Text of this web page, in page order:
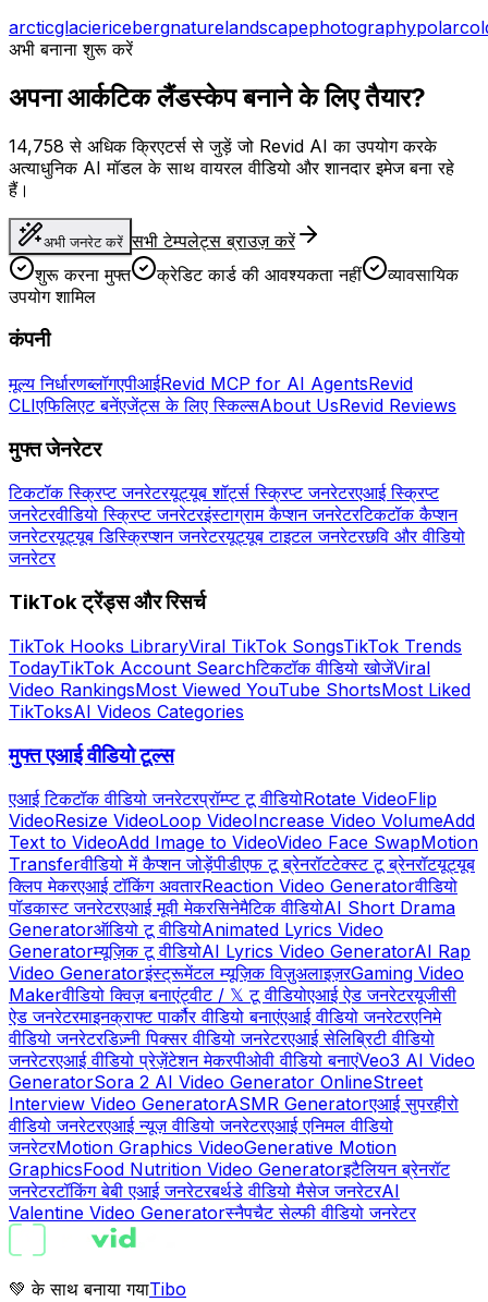
arcticglaciericebergnaturelandscapephotographypolar
अभी बनाना शुरू करें
अपना आर्कटिक लैंडस्केप बनाने के लिए तैयार?
14,758 से अधिक क्रिएटर्स से जुड़ें जो Revid AI का उपयोग करके
अत्याधुनिक AI मॉडल के साथ वायरल वीडियो और शानदार इमेज बना रहे
हैं।
अभी जनरेट करें सभी टेम्पलेट्स ब्राउज़ करें
शुरू करना मुफ्त
क्रेडिट कार्ड की आवश्यकता नहीं
व्यावसायिक
उपयोग शामिल
कंपनी
मूल्य निर्धारणब्लॉगएपीआईRevid MCP for AI AgentsRevid
CLIएफिलिएट बनेंएजेंट्स के लिए स्किल्सAbout UsRevid Reviews
मुफ्त जेनरेटर
टिकटॉक स्क्रिप्ट जनरेटरयूट्यूब शॉर्ट्स स्क्रिप्ट जनरेटरएआई स्क्रिप्ट
जनरेटरवीडियो स्क्रिप्ट जनरेटरइंस्टाग्राम कैप्शन जनरेटरटिकटॉक कैप्शन
जनरेटरयूट्यूब डिस्क्रिप्शन जनरेटरयूट्यूब टाइटल जनरेटरछवि और वीडियो
जनरेटर
TikTok ट्रेंड्स और रिसर्च
TikTok Hooks LibraryViral TikTok SongsTikTok Trends
TodayTikTok Account Searchटिकटॉक वीडियो खोजेंViral
Video RankingsMost Viewed YouTube ShortsMost Liked
TikToksAI Videos Categories
मुफ्त एआई वीडियो टूल्स
एआई टिकटॉक वीडियो जनरेटरप्रॉम्प्ट टू वीडियोRotate VideoFlip
VideoResize VideoLoop VideoIncrease Video VolumeAdd
Text to VideoAdd Image to VideoVideo Face SwapMotion
Transferवीडियो में कैप्शन जोड़ेंपीडीएफ टू ब्रेनरॉटटेक्स्ट टू ब्रेनरॉटयूट्यूब
क्लिप मेकरएआई टॉकिंग अवतारReaction Video Generatorवीडियो
पॉडकास्ट जनरेटरएआई मूवी मेकरसिनेमैटिक वीडियोAI Short Drama
Generatorऑडियो टू वीडियोAnimated Lyrics Video
Generatorम्यूज़िक टू वीडियोAI Lyrics Video GeneratorAI Rap
Video Generatorइंस्ट्रूमेंटल म्यूज़िक विज़ुअलाइज़रGaming Video
Makerवीडियो क्विज़ बनाएंट्वीट / 𝕏 टू वीडियोएआई ऐड जनरेटरयूजीसी
ऐड जनरेटरमाइनक्राफ्ट पार्कौर वीडियो बनाएंएआई वीडियो जनरेटरएनिमे
वीडियो जनरेटरडिज़्नी पिक्सर वीडियो जनरेटरएआई सेलिब्रिटी वीडियो
जनरेटरएआई वीडियो प्रेज़ेंटेशन मेकरपीओवी वीडियो बनाएंVeo3 AI Video
GeneratorSora 2 AI Video Generator OnlineStreet
Interview Video GeneratorASMR Generatorएआई सुपरहीरो
वीडियो जनरेटरएआई न्यूज़ वीडियो जनरेटरएआई एनिमल वीडियो
जनरेटरMotion Graphics VideoGenerative Motion
GraphicsFood Nutrition Video Generatorइटैलियन ब्रेनरॉट
जनरेटरटॉकिंग बेबी एआई जनरेटरबर्थडे वीडियो मैसेज जनरेटरAI
Valentine Video Generatorस्नैपचैट सेल्फी वीडियो जनरेटर
💚 के साथ बनाया गयाTibo